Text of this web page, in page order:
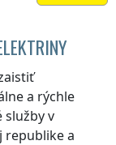
a rýchle
službyv
republikea